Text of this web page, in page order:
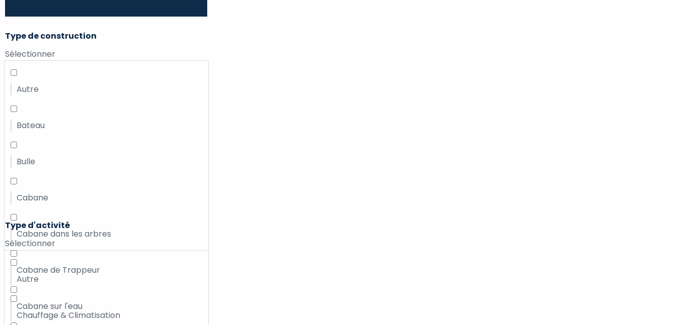
Type de construction
Sélectionner
Autre
Bateau
Bulle
Cabane
Cabane dans les arbres
Cabane de Trappeur
Cabane sur l'eau
Type d'activité
Sélectionner
Autre
Chauffage & Climatisation